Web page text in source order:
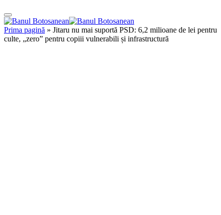
Prima pagină » Jitaru nu mai suportă PSD: 6,2 milioane de lei pentru
culte, „zero” pentru copiii vulnerabili și infrastructură